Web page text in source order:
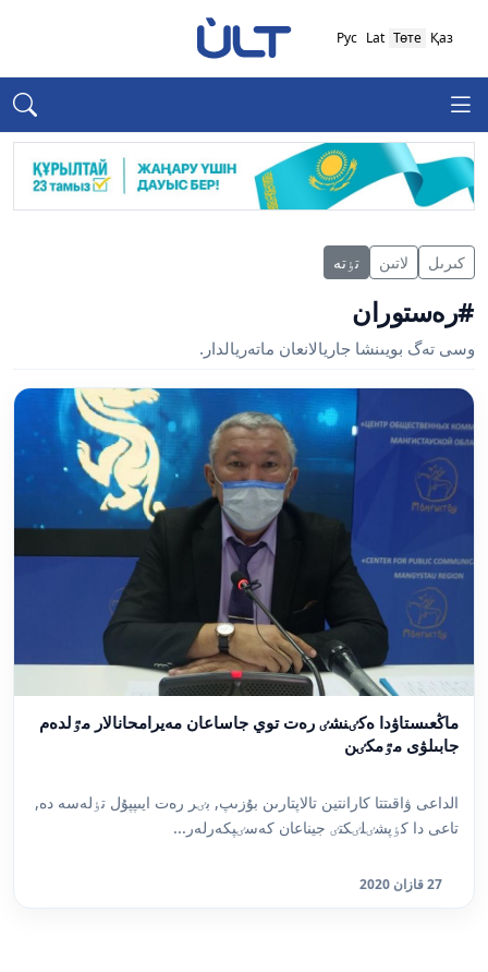
Қаз
Төте
Lat
Рус
كىرىل لاتىن تٶتە
#رەستوران
وسى تەگ بويىنشا جاريالانعان ماتەريالدار.
ماڭعىستاۋدا ەكٸنشٸ رەت توي جاساعان مەيرامحانالار مٷلدەم
جابىلۋى مٷمكٸن
الداعى ۋاقىتتا كارانتين تالاپتارىن بۇزىپ, بٸر رەت ايىپپۇل تٶلەسە دە,
تاعى دا كٶپشٸلٸكتٸ جيناعان كەسٸپكەرلەر...
27 قازان 2020